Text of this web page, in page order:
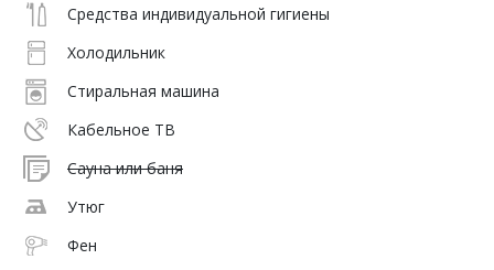
Средства индивидуальной гигиены
Холодильник
Стиральная машина
Кабельное ТВ
Сауна или баня
Утюг
Фен